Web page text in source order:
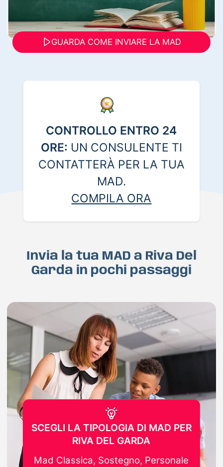
GUARDA COME INVIARE LA MAD
CONTROLLO ENTRO 24
ORE: UN CONSULENTE TI
CONTATTERÀ PER LA TUA
MAD.
COMPILA ORA
Invia la tua MAD a Riva Del
Garda in pochi passaggi
SCEGLI LA TIPOLOGIA DI MAD PER
RIVA DEL GARDA
Mad Classica, Sostegno, Personale